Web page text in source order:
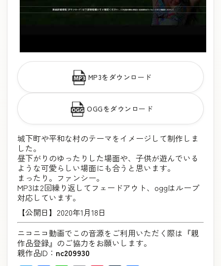
MP3をダウンロード
OGGをダウンロード
城下町や平和な村のテーマをイメージして制作しま
した。
昼下がりのゆったりした場面や、子供が遊んでいる
ような可愛らしい場面にも合うと思います。
まったり。ファンシー。
MP3は2回繰り返してフェードアウト、oggはループ
対応しています。
【公開日】2020年1月18日
ニコニコ動画でこの音源をご利用いただく際は『親
作品登録』のご協力をお願いします。
親作品ID： nc209930